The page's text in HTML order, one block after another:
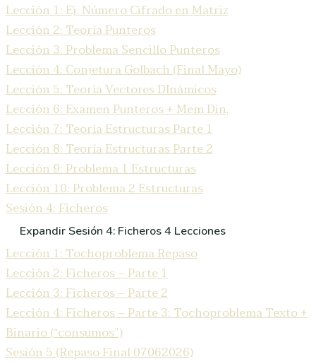
Lección 1: Ej. Número Cifrado en Matriz
Lección 2: Teoría Punteros
Lección 3: Problema Sencillo Punteros
Lección 4: Conjetura Golbach (Final Mayo)
Lección 5: Teoría Vectores DInámicos
Lección 6: Examen Punteros + Mem Din,
Lección 7: Teoría Estructuras Parte 1
Lección 8: Teoría Estructuras Parte 2
Lección 9: Problema 1 Estructuras
Lección 10: Problema 2 Estructuras
Sesión 4: Ficheros
Expandir Sesión 4: Ficheros4 Lecciones
Lección 1: Tochoproblema Repaso
Lección 2: Ficheros – Parte 1
Lección 3: Ficheros – Parte 2
Lección 4: Ficheros – Parte 3: Tochoproblema Texto +
Binario (“consumos”)
Sesión 5 (Repaso Final 07062026)